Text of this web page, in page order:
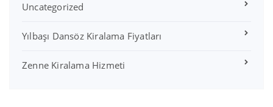
Uncategorized
Yılbaşı Dansöz Kiralama Fiyatları
Zenne Kiralama Hizmeti